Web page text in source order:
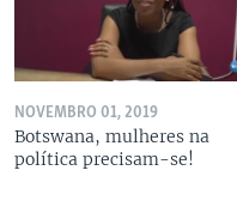
NOVEMBRO 01, 2019
Botswana, mulheres na
política precisam-se!